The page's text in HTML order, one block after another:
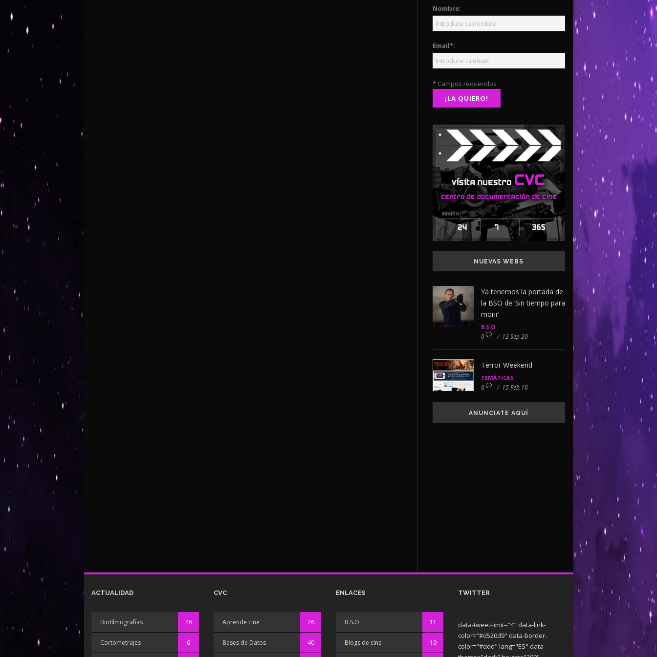
Nombre:
Email*:
* Campos requeridos
NUEVAS WEBS
Ya tenemos la portada de
la BSO de ‘Sin tiempo para
morir’
B.S.O
0 / 12 Sep 20
Terror Weekend
TEMÁTICAS
0 / 15 Feb 16
ANUNCIATE AQUÍ
ACTUALIDAD
Biofilmografías 46
Cortometrajes 6
CVC
Aprende cine 26
Bases de Datos 40
ENLACES
B.S.O 11
Blogs de cine 19
TWITTER
data-tweet-limit="4" data-link-
color="#d520d9" data-border-
color="#ddd" lang="ES" data-